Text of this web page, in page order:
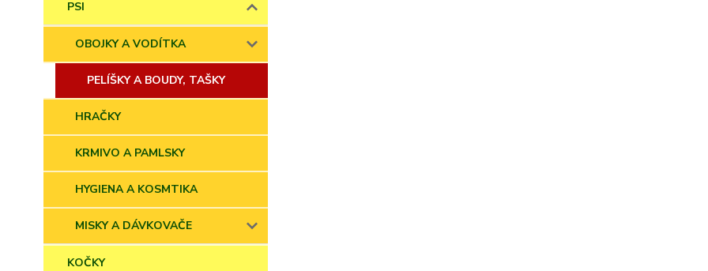
PSI
OBOJKY A VODÍTKA
PELÍŠKY A BOUDY, TAŠKY
HRAČKY
KRMIVO A PAMLSKY
HYGIENA A KOSMTIKA
MISKY A DÁVKOVAČE
KOČKY